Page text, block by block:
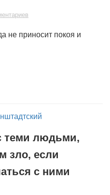
не приносит покоя и
теми людьми,
зло, если
с ними